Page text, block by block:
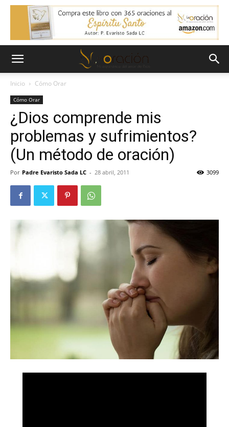
Inicio Cómo Orar
Cómo Orar
¿Dios comprende mis
problemas y sufrimientos?
(Un método de oración)
Por Padre Evaristo Sada LC - 28 abril, 2011 3099